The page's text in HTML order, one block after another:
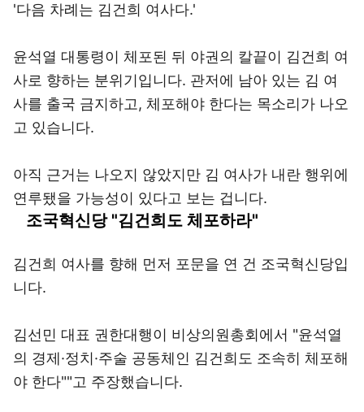
'다음 차례는 김건희 여사다.'
윤석열 대통령이 체포된 뒤 야권의 칼끝이 김건희 여
사로 향하는 분위기입니다. 관저에 남아 있는 김 여
사를 출국 금지하고, 체포해야 한다는 목소리가 나오
고 있습니다.
아직 근거는 나오지 않았지만 김 여사가 내란 행위에
연루됐을 가능성이 있다고 보는 겁니다.
조국혁신당 "김건희도 체포하라"
김건희 여사를 향해 먼저 포문을 연 건 조국혁신당입
니다.
김선민 대표 권한대행이 비상의원총회에서 "윤석열
의 경제·정치·주술 공동체인 김건희도 조속히 체포해
야 한다""고 주장했습니다.